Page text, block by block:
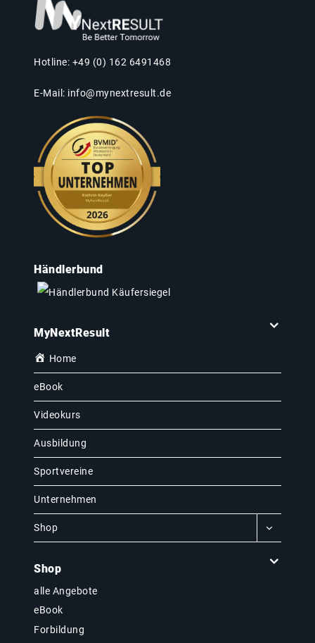
Hotline: +49 (0) 162 6491468
E-Mail: info@mynextresult.de
Händlerbund
MyNextResult
Home
eBook
Videokurs
Ausbildung
Sportvereine
Unternehmen
Shop
Shop
alle Angebote
eBook
Forbildung